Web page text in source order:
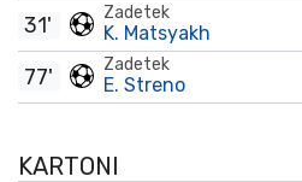
Zadetek
K. Matsyakh
31'
Zadetek
E. Streno
77'
KARTONI